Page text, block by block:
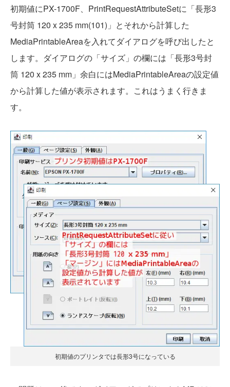
初期値にPX-1700F、PrintRequestAttributeSetに「長形3
号封筒 120 x 235 mm(101)」とそれから計算した
MediaPrintableAreaを入れてダイアログを呼び出したと
します。ダイアログの「サイズ」の欄には「長形3号封
筒 120 x 235 mm」余白にはMediaPrintableAreaの設定値
から計算した値が表示されます。これはうまく行きま
す。
初期値のプリンタでは長形3号になっている